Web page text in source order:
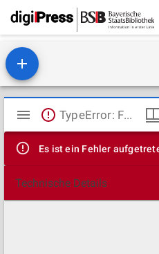
Mirador
Viewer
TypeError: Failed to fetch
Es ist ein Fehler
Technische Details